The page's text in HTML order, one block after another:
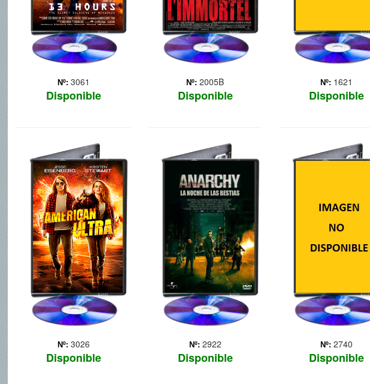
Nº: 3061
Disponible
Nº: 2005B
Disponible
Nº: 1621
Disponible
Nº: 3026
Disponible
AMERICAN
ULTRA
Mike Howell (Jesse
Eisenberg) es un joven que
no tiene ninguna
motivación y que vive junto
a su novia Phoebe (Kristen
Stewart) en una pequeña y
aburrida ciudad. Un día, su
vida da un giro in... Más
Nº: 2922
Disponible
ANARCHY: LA
NOCHE DE LAS
BESTIAS
El crimen hace estragos en
Estados Unidos y las
cárceles están llenas. El
gobierno decide que una
noche al año, durante doce
horas, cualquier actividad
criminal, incluso el
asesinato, será l... Más
Nº: 2740
Disponible
Un neoyorquino medio
lo pierde todo con la
de su desgracia a los
banqueros de Wall
los coloca como
de su venganza.